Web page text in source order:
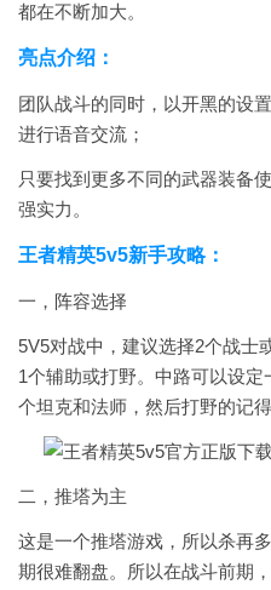
都在不断加大。
亮点介绍：
团队战斗的同时，以开黑的设
进行语音交流；
只要找到更多不同的武器装备
强实力。
王者精英5v5新手攻略：
一，阵容选择
5V5对战中，建议选择2个战士
1个辅助或打野。中路可以设
个坦克和法师，然后打野的记得
二，推塔为主
这是一个推塔游戏，所以杀再
期很难翻盘。所以在战斗前期